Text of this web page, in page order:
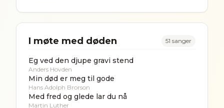
I møte med døden 51 sanger
Eg ved den djupe gravi stend
Anders Hovden
Min død er meg til gode
Hans Adolph Brorson
Med fred og glede lar du nå
Martin Luther